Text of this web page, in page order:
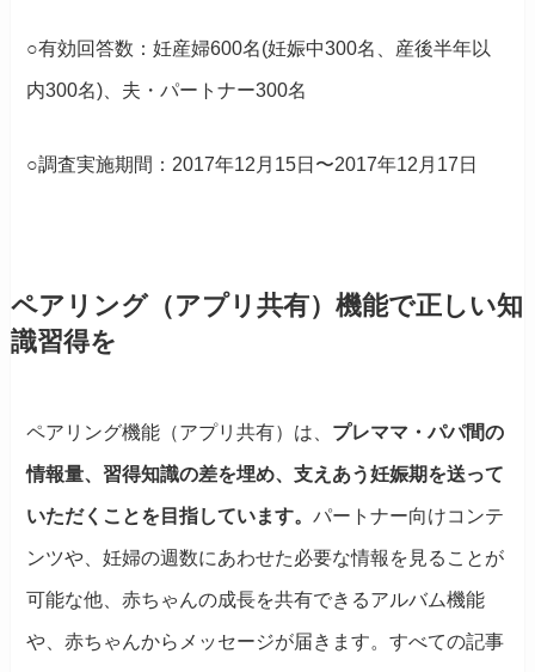
○有効回答数：妊産婦600名(妊娠中300名、産後半年以
内300名)、夫・パートナー300名
○調査実施期間：2017年12月15日〜2017年12月17日
ペアリング（アプリ共有）機能で正しい知
識習得を
ペアリング機能（アプリ共有）は、 プレママ・パパ間の
情報量、習得知識の差を埋め、支えあう妊娠期を送って
いただくことを目指しています。パートナー向けコンテ
ンツや、妊婦の週数にあわせた必要な情報を見ることが
可能な他、赤ちゃんの成長を共有できるアルバム機能
や、赤ちゃんからメッセージが届きます。すべての記事